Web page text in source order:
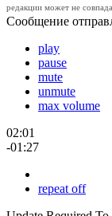
редакции может не
Сообщение
play
pause
mute
unmute
max volume
02:01
-01:27
repeat off